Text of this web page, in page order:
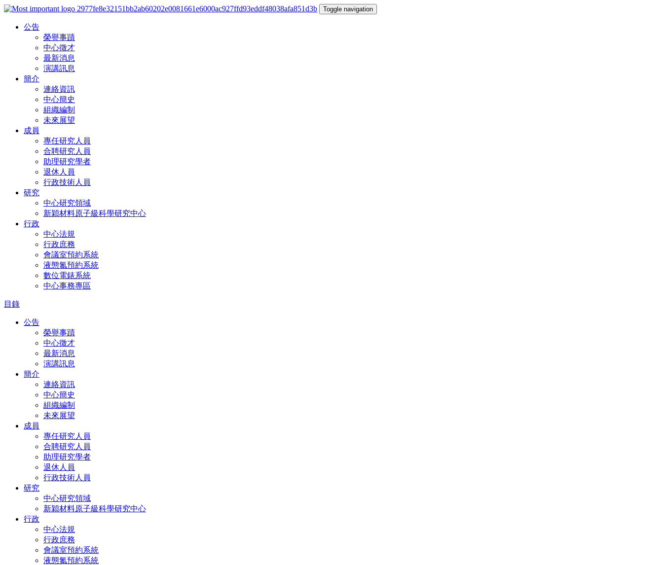
Toggle navigation
公告
榮譽事蹟
中心徵才
最新消息
演講訊息
簡介
連絡資訊
中心簡史
組織編制
未來展望
成員
專任研究人員
合聘研究人員
助理研究學者
退休人員
行政技術人員
研究
中心研究領域
新穎材料原子級科學研究中心
行政
中心法規
行政庶務
會議室預約系統
液態氮預約系統
數位電錶系統
中心事務專區
目錄
公告
榮譽事蹟
中心徵才
最新消息
演講訊息
簡介
連絡資訊
中心簡史
組織編制
未來展望
成員
專任研究人員
合聘研究人員
助理研究學者
退休人員
行政技術人員
研究
中心研究領域
新穎材料原子級科學研究中心
行政
中心法規
行政庶務
會議室預約系統
液態氮預約系統